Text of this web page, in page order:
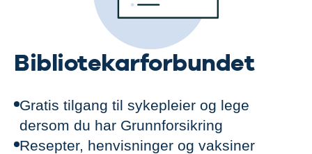
Bibliotekarforbundet
Gratis tilgang til sykepleier og lege
dersom du har Grunnforsikring
Resepter, henvisninger og vaksiner